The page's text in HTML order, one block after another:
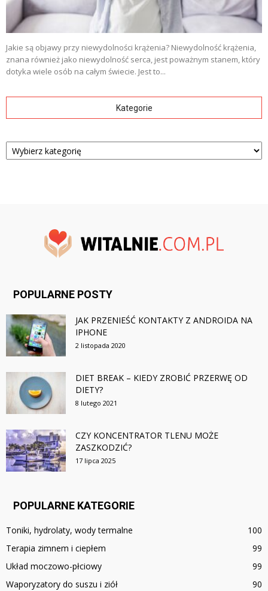
Jakie są objawy przy niewydolności krążenia? Niewydolność krążenia,
znana również jako niewydolność serca, jest poważnym stanem, który
dotyka wiele osób na całym świecie. Jest to...
Kategorie
Kategorie
POPULARNE POSTY
JAK PRZENIEŚĆ KONTAKTY Z ANDROIDA NA
IPHONE
2 listopada 2020
DIET BREAK – KIEDY ZROBIĆ PRZERWĘ OD
DIETY?
8 lutego 2021
CZY KONCENTRATOR TLENU MOŻE
ZASZKODZIĆ?
17 lipca 2025
POPULARNE KATEGORIE
Toniki, hydrolaty, wody termalne
100
Terapia zimnem i ciepłem
99
Układ moczowo-płciowy
99
Waporyzatory do suszu i ziół
90